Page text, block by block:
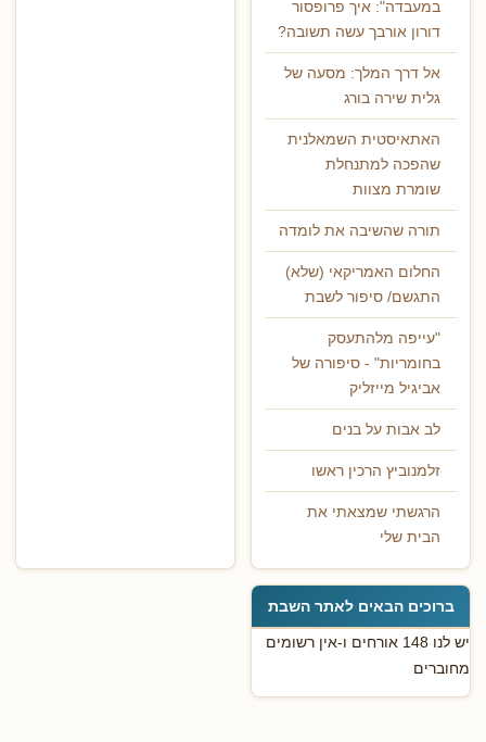
במעבדה": איך פרופסור
דורון אורבך עשה תשובה?
אל דרך המלך: מסעה של
גלית שירה בורג
האתאיסטית השמאלנית
שהפכה למתנחלת
שומרת מצוות
תורה שהשיבה את לומדה
החלום האמריקאי (שלא)
התגשם/ סיפור לשבת
"עייפה מלהתעסק
בחומריות" - סיפורה של
אביגיל מייזליק
לב אבות על בנים
זלמנוביץ הרכין ראשו
הרגשתי שמצאתי את
הבית שלי
ברוכים הבאים לאתר השבת
יש לנו 148 אורחים ו-אין רשומים
מחוברים